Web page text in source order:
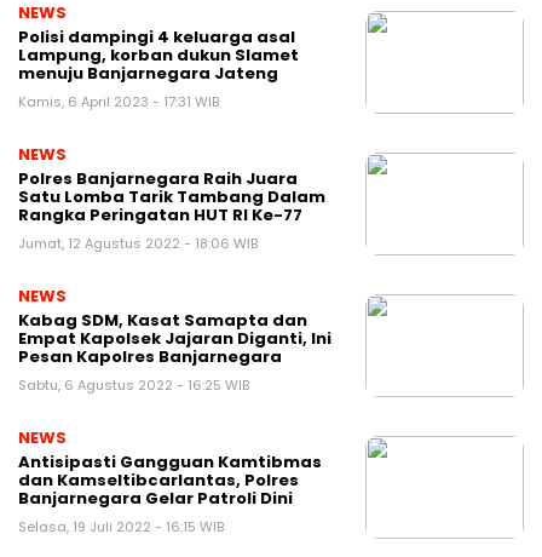
NEWS
Polisi dampingi 4 keluarga asal
Lampung, korban dukun Slamet
menuju Banjarnegara Jateng
Kamis, 6 April 2023 - 17:31 WIB
NEWS
Polres Banjarnegara Raih Juara
Satu Lomba Tarik Tambang Dalam
Rangka Peringatan HUT RI Ke-77
Jumat, 12 Agustus 2022 - 18:06 WIB
NEWS
Kabag SDM, Kasat Samapta dan
Empat Kapolsek Jajaran Diganti, Ini
Pesan Kapolres Banjarnegara
Sabtu, 6 Agustus 2022 - 16:25 WIB
NEWS
Antisipasti Gangguan Kamtibmas
dan Kamseltibcarlantas, Polres
Banjarnegara Gelar Patroli Dini
Selasa, 19 Juli 2022 - 16:15 WIB